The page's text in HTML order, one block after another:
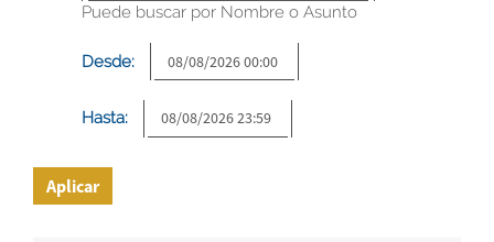
Puede buscar por Nombre o Asunto
Desde:
Hasta:
Aplicar